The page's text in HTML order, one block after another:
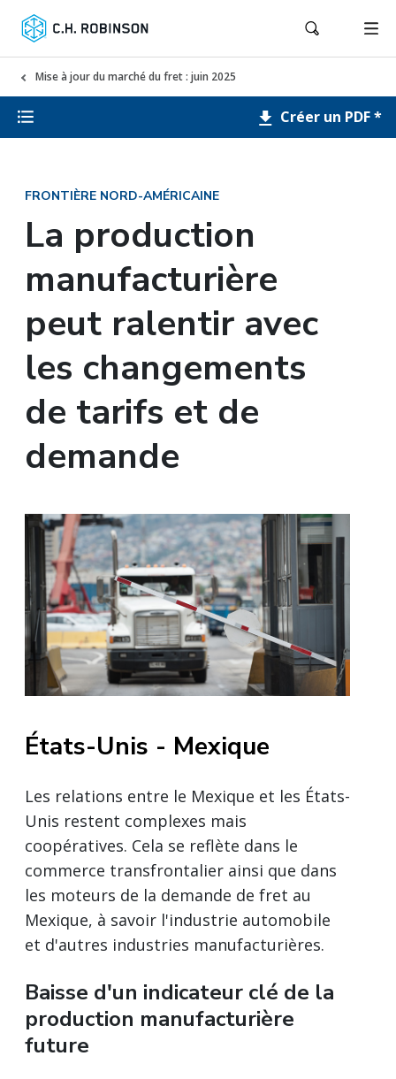
Mise à jour du marché du fret : juin 2025
Créer un PDF *
FRONTIÈRE NORD-AMÉRICAINE
La production
manufacturière
peut ralentir avec
les changements
de tarifs et de
demande
États-Unis - Mexique
Les relations entre le Mexique et les États-
Unis restent complexes mais
coopératives. Cela se reflète dans le
commerce transfrontalier ainsi que dans
les moteurs de la demande de fret au
Mexique, à savoir l'industrie automobile
et d'autres industries manufacturières.
Baisse d'un indicateur clé de la
production manufacturière
future